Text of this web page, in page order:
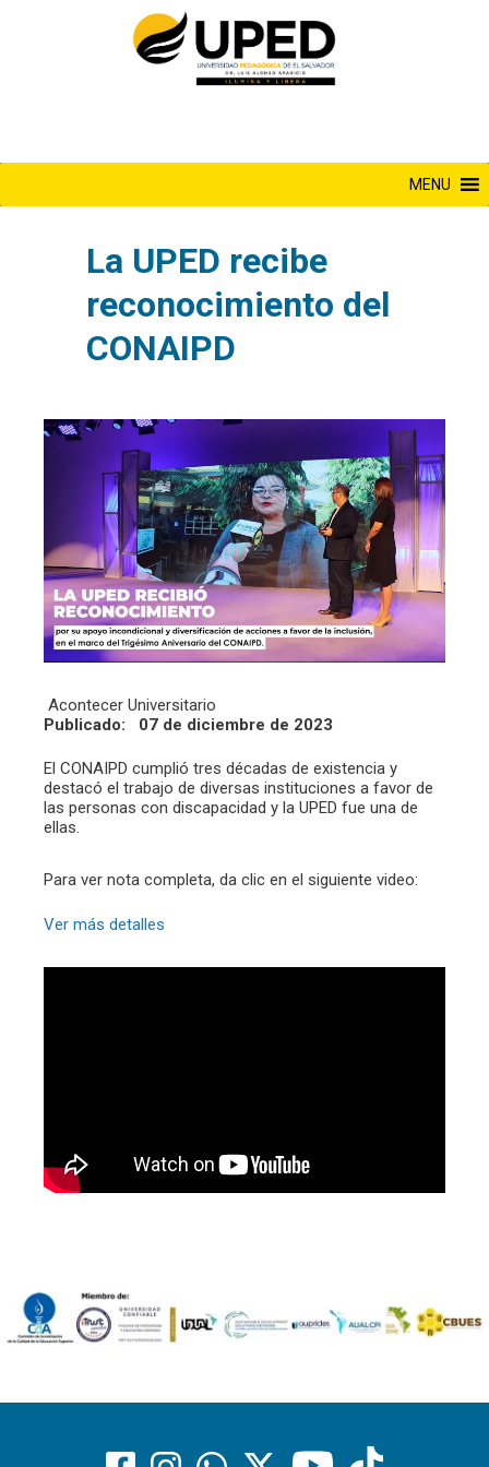
MENU
La UPED recibe
reconocimiento del
CONAIPD
Acontecer Universitario
Publicado: 07 de diciembre de 2023
El CONAIPD cumplió tres décadas de existencia y
destacó el trabajo de diversas instituciones a favor de
las personas con discapacidad y la UPED fue una de
ellas.
Para ver nota completa, da clic en el siguiente video:
Ver más detalles